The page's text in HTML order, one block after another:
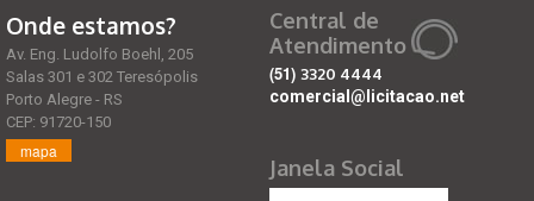
Onde estamos?
Av. Eng. Ludolfo Boehl, 205
Salas 301 e 302 Teresópolis
Porto Alegre - RS
CEP: 91720-150
mapa
Central de
Atendimento
(51) 3320 4444
comercial@licitacao.net
Janela Social